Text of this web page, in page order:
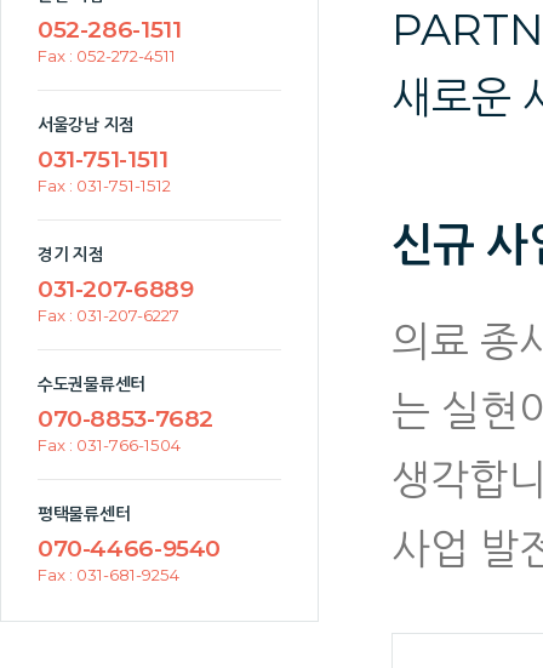
052-286-1511
Fax : 052-272-4511
서울강남 지점
031-751-1511
Fax : 031-751-1512
경기 지점
031-207-6889
Fax : 031-207-6227
수도권물류센터
070-8853-7682
Fax : 031-766-1504
평택물류센터
070-4466-9540
Fax : 031-681-9254
새로운
신규 사
의료 종
는 실현
생각합
사업 발